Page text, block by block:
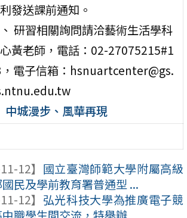
發送課前通知。
研習相關詢問請洽藝術生活學科
黃老師，電話：02-27075215#1
電子信箱：hsnuartcenter@gs.
中城漫步、風華再現
12】 國立臺灣師範大學附屬高級
民及學前教育署普通型 ...
12】 弘光科技大學為推廣電子競